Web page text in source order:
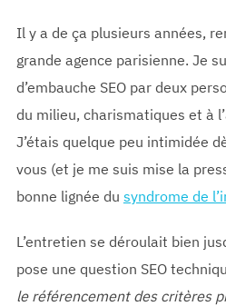
Il y a de ça plusieurs années,
grande agence parisienne. Je
d’embauche SEO par deux
du milieu, charismatiques et à
J’étais quelque peu intimidée
vous (et je me suis mise la
bonne lignée du syndrome de
L’entretien se déroulait bien
pose une question SEO
le référencement des critères